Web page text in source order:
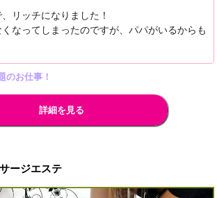
リッチになりました！
なってしまったのですが、パパがいるからも
のお仕事！
詳細を見る
ージエステ